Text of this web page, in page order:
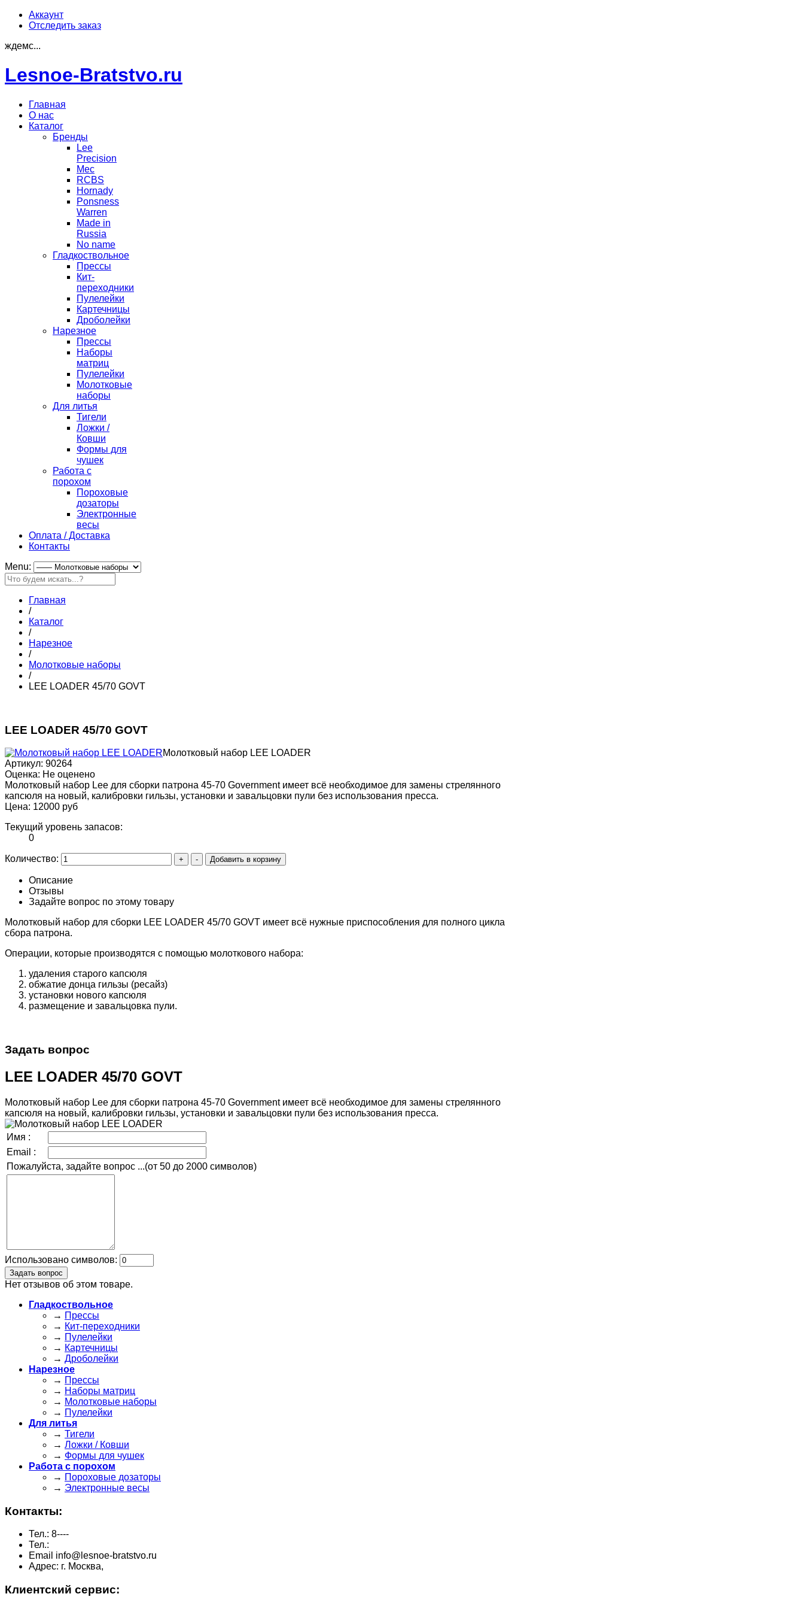
Аккаунт
Отследить заказ
ждемс...
Lesnoe-Bratstvo.ru
Главная
О нас
Каталог
Бренды
Lee
Precision
Mec
RCBS
Hornady
Ponsness
Warren
Made in
Russia
No name
Гладкоствольное
Прессы
Кит-
переходники
Пулелейки
Картечницы
Дроболейки
Нарезное
Прессы
Наборы
матриц
Пулелейки
Молотковые
наборы
Для литья
Тигели
Ложки /
Ковши
Формы для
чушек
Работа с
порохом
Пороховые
дозаторы
Электронные
весы
Оплата / Доставка
Контакты
Menu:
Главная
/
Каталог
/
Нарезное
/
Молотковые наборы
/
LEE LOADER 45/70 GOVT
LEE LOADER 45/70 GOVT
Молотковый набор LEE LOADER
Артикул: 90264
Оценка: Не оценено
Молотковый набор Lee для сборки патрона 45-70 Government имеет всё необходимое для замены стрелянного
капсюля на новый, калибровки гильзы, установки и завальцовки пули без использования пресса.
Цена: 12000 руб
Текущий уровень запасов:
0
Количество:
Описание
Отзывы
Задайте вопрос по этому товару
Молотковый набор для сборки LEE LOADER 45/70 GOVT имеет всё нужные приспособления для полного цикла
сбора патрона.
Операции, которые производятся с помощью молоткового набора:
удаления старого капсюля
обжатие донца гильзы (ресайз)
установки нового капсюля
размещение и завальцовка пули.
Задать вопрос
LEE LOADER 45/70 GOVT
Молотковый набор Lee для сборки патрона 45-70 Government имеет всё необходимое для замены стрелянного
капсюля на новый, калибровки гильзы, установки и завальцовки пули без использования пресса.
Имя :
Email :
Пожалуйста, задайте вопрос ...(от 50 до 2000 символов)
Использовано символов:
Нет отзывов об этом товаре.
Гладкоствольное
→ Прессы
→ Кит-переходники
→ Пулелейки
→ Картечницы
→ Дроболейки
Нарезное
→ Прессы
→ Наборы матриц
→ Молотковые наборы
→ Пулелейки
Для литья
→ Тигели
→ Ложки / Ковши
→ Формы для чушек
Работа с порохом
→ Пороховые дозаторы
→ Электронные весы
Контакты:
Тел.: 8----
Тел.:
Email info@lesnoe-bratstvo.ru
Адрес: г. Москва,
Клиентский сервис: